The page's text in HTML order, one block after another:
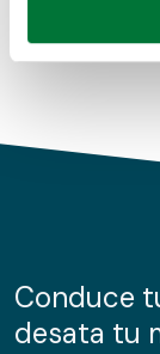
Obtenga más
de cookies.
información
nuestros
Conduce
desata tu